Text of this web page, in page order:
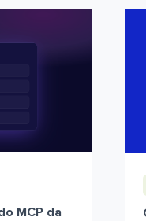
MCP da